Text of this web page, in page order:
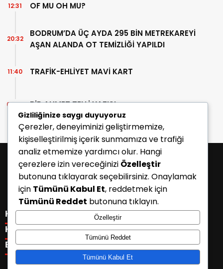
OF MU OH MU?
12:31
BODRUM’DA ÜÇ AYDA 295 BİN METREKAREYİ
AŞAN ALANDA OT TEMİZLİĞİ YAPILDI
20:32
TRAFİK-EHLİYET MAVİ KART
11:40
BİR AHMET TELLİ YAZISI
07:30
KATEGORİLER
Menü seçimi yapın. WP-ADMIN → Görünüm → Menüler
sayfasından menü eşleştirmesi yapınız.
KISAYOLLAR
Menü seçimi yapın. WP-ADMIN → Görünüm → Menüler
sayfasından menü eşleştirmesi yapınız.
E-BÜLTEN
Gizliliğinize saygı duyuyoruz
Çerezler, deneyiminizi geliştirmemize,
kişiselleştirilmiş içerik sunmamıza ve trafiği
analiz etmemize yardımcı olur. Hangi
çerezlere izin vereceğinizi Özelleştir
butonuna tıklayarak seçebilirsiniz. Onaylamak
için Tümünü Kabul Et, reddetmek için
Tümünü Reddet butonuna tıklayın.
Özelleştir
Tümünü Reddet
Tümünü Kabul Et